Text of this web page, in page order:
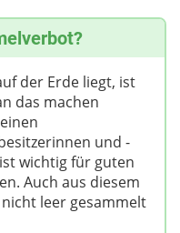
der Erde liegt, ist
das machen
und -
wichtig für guten
Auch aus diesem
leer gesammelt